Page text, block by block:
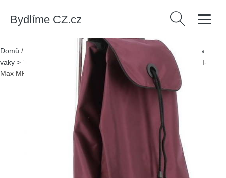
Bydlíme CZ.cz Vyhledávání
Domů /
> Móda a volný čas > Móda > Batohy, tašky a
vaky > Tašky a zavazadla > Nákupní tašky
Nákupní taška 43 l I-
Max MF 6 – Rolser